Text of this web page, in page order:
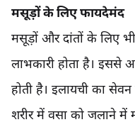
मसूड़ों के लिए फायदेमंद
मसूड़ों और दांतों के लिए
लाभकारी होता है।
होती है। इलायची का
शरीर में वसा को जलाने में